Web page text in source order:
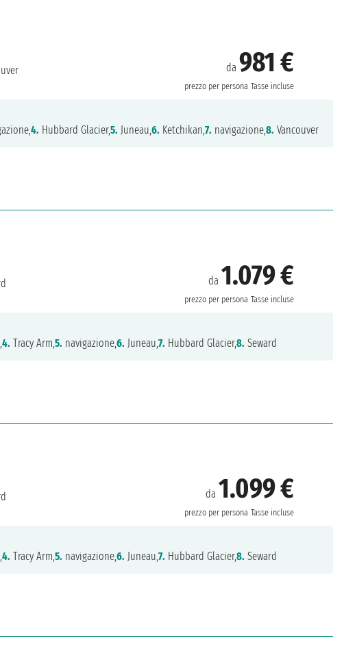
da 981 €
prezzo per persona Tasse incluse
4. Hubbard Glacier,5. Juneau,6. Ketchikan,7. navigazione,8. Vancouver
da 1.079 €
prezzo per persona Tasse incluse
4. Tracy Arm,5. navigazione,6. Juneau,7. Hubbard Glacier,8. Seward
da 1.099 €
prezzo per persona Tasse incluse
4. Tracy Arm,5. navigazione,6. Juneau,7. Hubbard Glacier,8. Seward